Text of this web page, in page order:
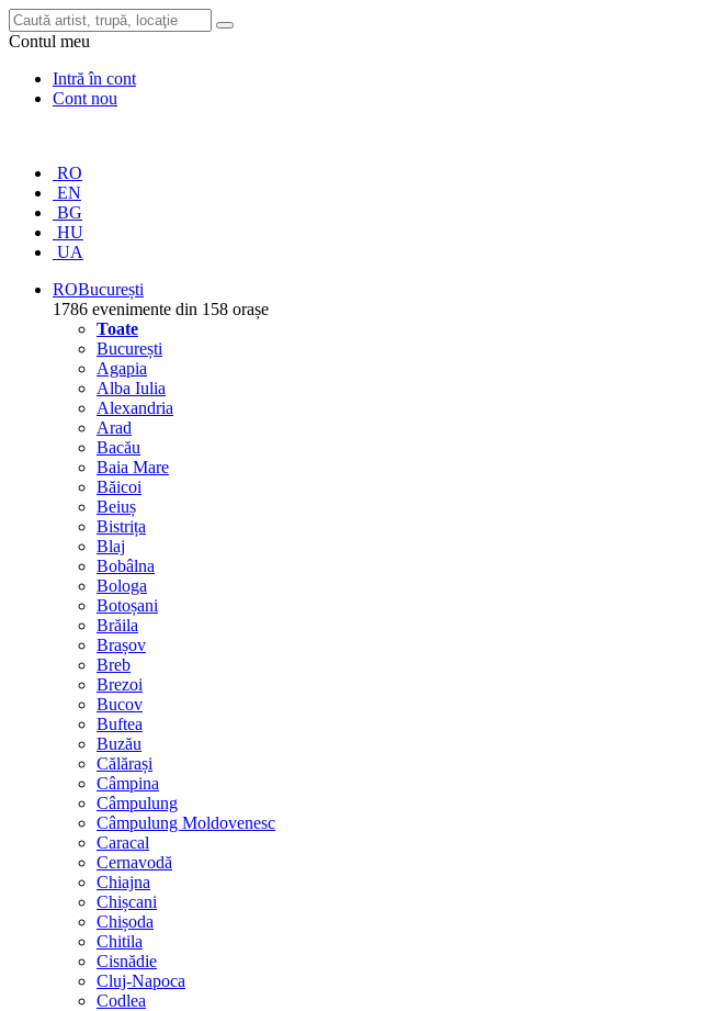
Contul meu
Intră în cont
Cont nou
RO
EN
BG
HU
UA
ROBucurești
1786 evenimente din 158 orașe
Toate
București
Agapia
Alba Iulia
Alexandria
Arad
Bacău
Baia Mare
Băicoi
Beiuș
Bistrița
Blaj
Bobâlna
Bologa
Botoșani
Brăila
Brașov
Breb
Brezoi
Bucov
Buftea
Buzău
Călărași
Câmpina
Câmpulung
Câmpulung Moldovenesc
Caracal
Cernavodă
Chiajna
Chișcani
Chișoda
Chitila
Cisnădie
Cluj-Napoca
Codlea